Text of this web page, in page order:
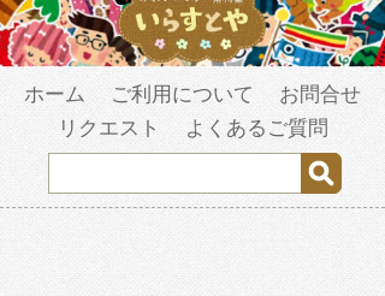
ホーム ご利用について
お問合せ
リクエスト
よくあるご質問